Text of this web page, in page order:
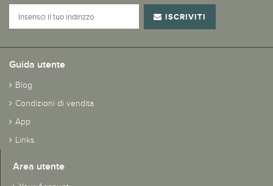
ISCRIVITI
Guida utente
Blog
Condizioni di vendita
App
Links
Area utente